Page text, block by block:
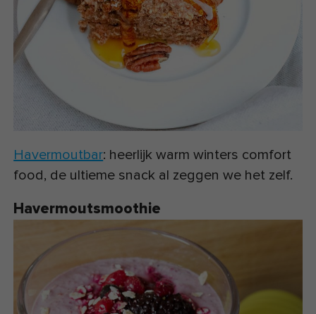
Havermoutbar: heerlijk warm winters comfort
food, de ultieme snack al zeggen we het zelf.
Havermoutsmoothie